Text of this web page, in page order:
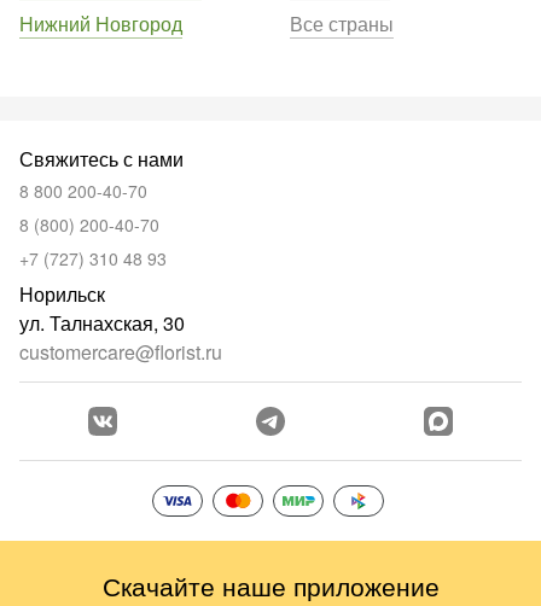
Нижний Новгород
Все страны
Свяжитесь с нами
8 800 200-40-70
8 (800) 200-40-70
+7 (727) 310 48 93
Норильск
ул. Талнахская, 30
customercare@florist.ru
Скачайте наше приложение